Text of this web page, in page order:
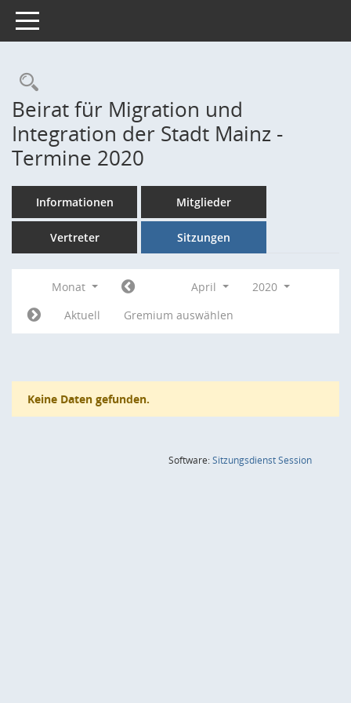
Toggle navigation
Rechercheauswahl
Beirat für Migration und
Integration der Stadt Mainz -
Termine 2020
Informationen Mitglieder
Vertreter Sitzungen
Monat April
2020
Aktuell
Gremium auswählen
Keine Daten gefunden.
Software:SitzungsdienstSession(Wird in